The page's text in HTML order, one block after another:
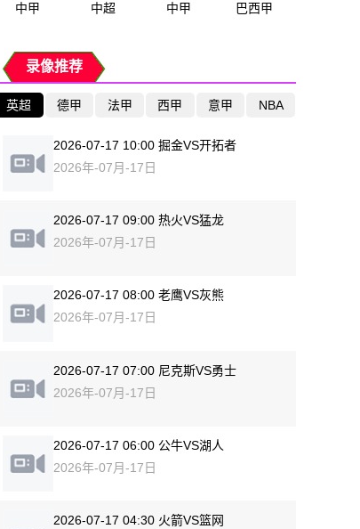
中甲 中超 中甲 巴西甲
录像推荐
英超 德甲 法甲 西甲 意甲 NBA
2026-07-17 10:00 掘金VS开拓者
2026年-07月-17日
2026-07-17 09:00 热火VS猛龙
2026年-07月-17日
2026-07-17 08:00 老鹰VS灰熊
2026年-07月-17日
2026-07-17 07:00 尼克斯VS勇士
2026年-07月-17日
2026-07-17 06:00 公牛VS湖人
2026年-07月-17日
2026-07-17 04:30 火箭VS篮网